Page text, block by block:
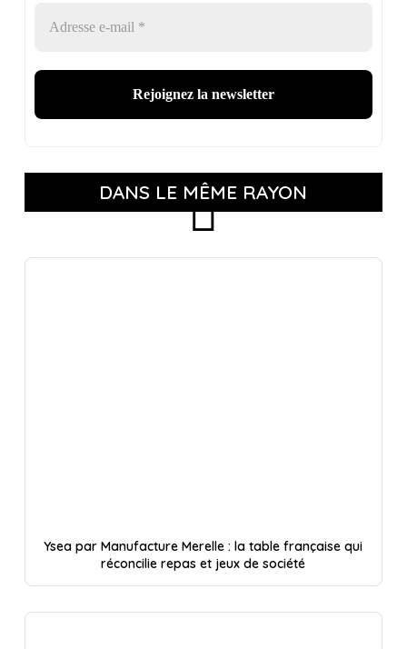
DANS LE MÊME RAYON
Ysea par Manufacture Merelle : la table française qui
réconcilie repas et jeux de société